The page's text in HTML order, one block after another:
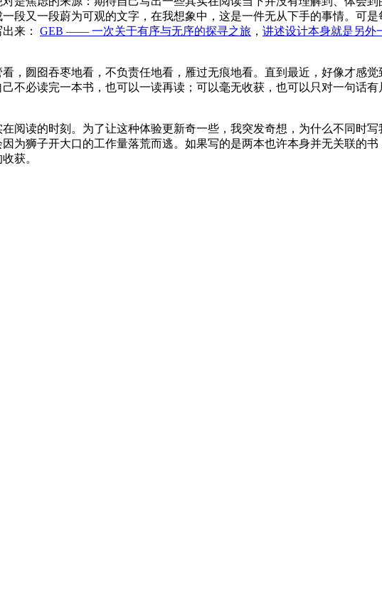
段又一段蔚为可观的文字，在我想象中，这是一件无从下手的事情。可
来： GEB —— 一次关于有序与无序的探寻之旅 ， 讲述设计本身就是另外
，囫囵吞枣地看，不负责任地看，雁过无痕地看。直到最近，好像才感
不必读完一本书，也可以一读再读；可以毫无收获，也可以只对一句话
阅读的时刻。为了让这种体验更新奇一些，我突发奇想，为什么不同时
为狮子开大口的工作量落荒而逃。如果写的是两本也许本身并无关联的
获。